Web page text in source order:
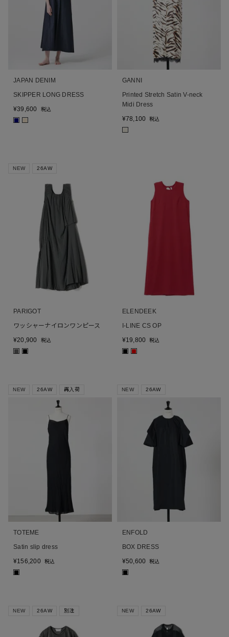
JAPAN DENIM
SKIPPER LONG DRESS
¥39,600 税込
■
GANNI
Printed Stretch Satin V-neck
Midi Dress
¥78,100 税込
NEW 26AW
PARIGOT
ワッシャーナイロンワンピース
¥20,900 税込
■ ■
ELENDEEK
I-LINE CS OP
¥19,800 税込
■ ■
NEW 26AW 再入荷
TOTEME
Satin slip dress
¥156,200 税込
NEW 26AW
ENFOLD
BOX DRESS
¥50,600 税込
NEW 26AW 別注 NEW 26AW